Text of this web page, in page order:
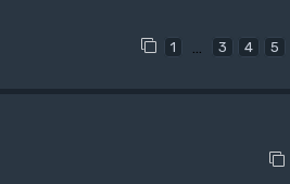
1 … 3 4 5